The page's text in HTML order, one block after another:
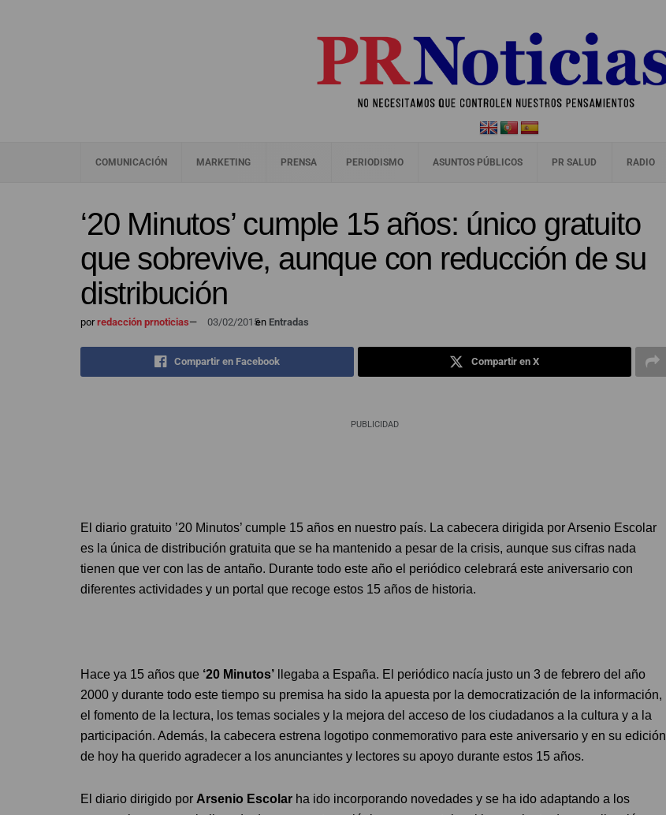
COMUNICACIÓN MARKETING PRENSA PERIODISMO ASUNTOS PÚBLICOS PR SALUD RADIO
‘20 Minutos’ cumple 15 años: único gratuito
que sobrevive, aunque con reducción de su
distribución
porredacción prnoticias— 03/02/2015en Entradas
Compartir en Facebook Compartir en X
PUBLICIDAD
El diario gratuito ’20 Minutos’ cumple 15 años en nuestro país. La cabecera dirigida por Arsenio Escolar
es la única de distribución gratuita que se ha mantenido a pesar de la crisis, aunque sus cifras nada
tienen que ver con las de antaño. Durante todo este año el periódico celebrará este aniversario con
diferentes actividades y un portal que recoge estos 15 años de historia.
Hace ya 15 años que ‘20 Minutos’ llegaba a España. El periódico nacía justo un 3 de febrero del año
2000 y durante todo este tiempo su premisa ha sido la apuesta por la democratización de la información,
el fomento de la lectura, los temas sociales y la mejora del acceso de los ciudadanos a la cultura y a la
participación. Además, la cabecera estrena logotipo conmemorativo para este aniversario y en su edición
de hoy ha querido agradecer a los anunciantes y lectores su apoyo durante estos 15 años.
El diario dirigido por Arsenio Escolar ha ido incorporando novedades y se ha ido adaptando a los